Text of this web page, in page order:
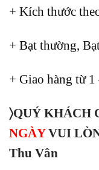
+ Kích thước
+ Bạt thường,
+ Giao hàng từ 1
〉QUÝ KHÁCH
NGÀYVUI
Thu Vân